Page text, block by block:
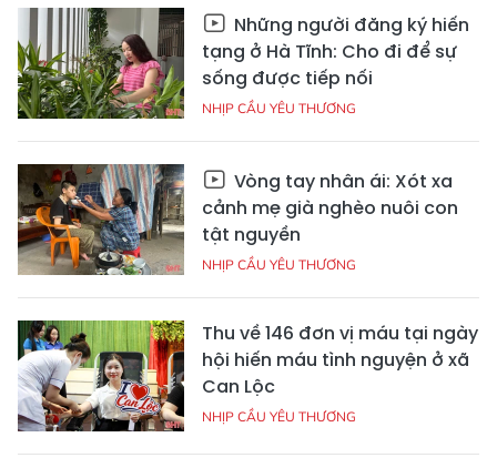
Những người đăng ký hiến
tạng ở Hà Tĩnh: Cho đi để sự
sống được tiếp nối
NHỊP CẦU YÊU THƯƠNG
Vòng tay nhân ái: Xót xa
cảnh mẹ già nghèo nuôi con
tật nguyền
NHỊP CẦU YÊU THƯƠNG
Thu về 146 đơn vị máu tại ngày
hội hiến máu tình nguyện ở xã
Can Lộc
NHỊP CẦU YÊU THƯƠNG